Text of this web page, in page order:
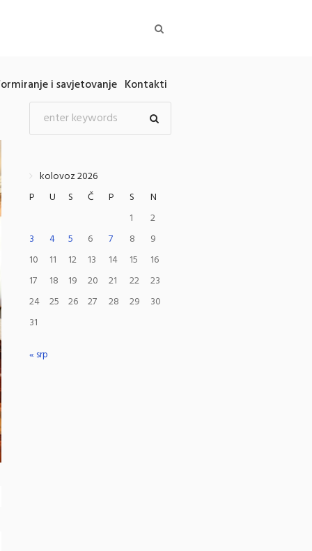
i savjetovanje Kontakti
kolovoz 2026
P
U S Č P S
N
1
2
3
4 5 6 7 8
9
10
11 12 13 14 15
16
17
18 19 20 21 22
23
24
25 26 27 28 29
30
31
« srp